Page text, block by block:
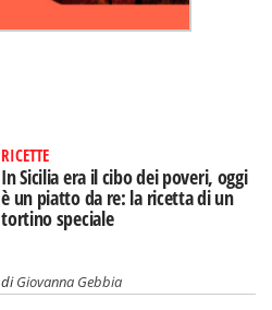
RICETTE
In Sicilia era il cibo dei poveri, oggi
è un piatto da re: la ricetta di un
tortino speciale
diGiovanna Gebbia